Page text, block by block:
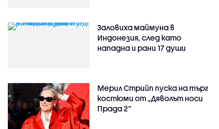
Заловиха маймуна в
Индонезия, след като
нападна и рани 17 души
Мерил Стрийп пуска на търг
костюми от „Дяволът носи
Прада 2“